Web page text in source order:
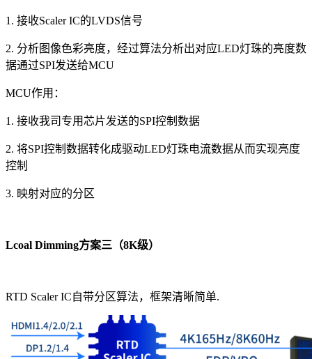
1. 接收Scaler IC的LVDS信号
2. 分析图像色彩亮度，经过算法分析出对应LED灯珠的亮度数
据通过SPI发送给MCU
MCU作用：
1. 接收我司专用芯片发送的SPI控制数据
2. 将SPI控制数据转化成驱动LED灯珠电流数据从而实现亮度
控制
3. 映射对应的分区
Lcoal Dimming方案三（8K级）
RTD Scaler IC自带分区算法，框架清晰简单.